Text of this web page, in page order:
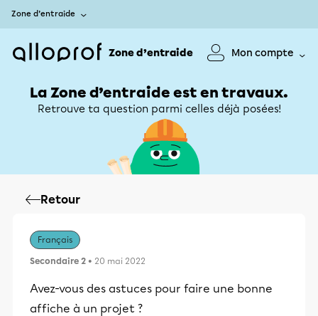
Zone d’entraide
Zone d’entraide Mon compte
La Zone d’entraide est en travaux.
Retrouve ta question parmi celles déjà posées!
Retour
Français
Secondaire 2 • 20 mai 2022
Avez-vous des astuces pour faire une bonne
affiche à un projet ?